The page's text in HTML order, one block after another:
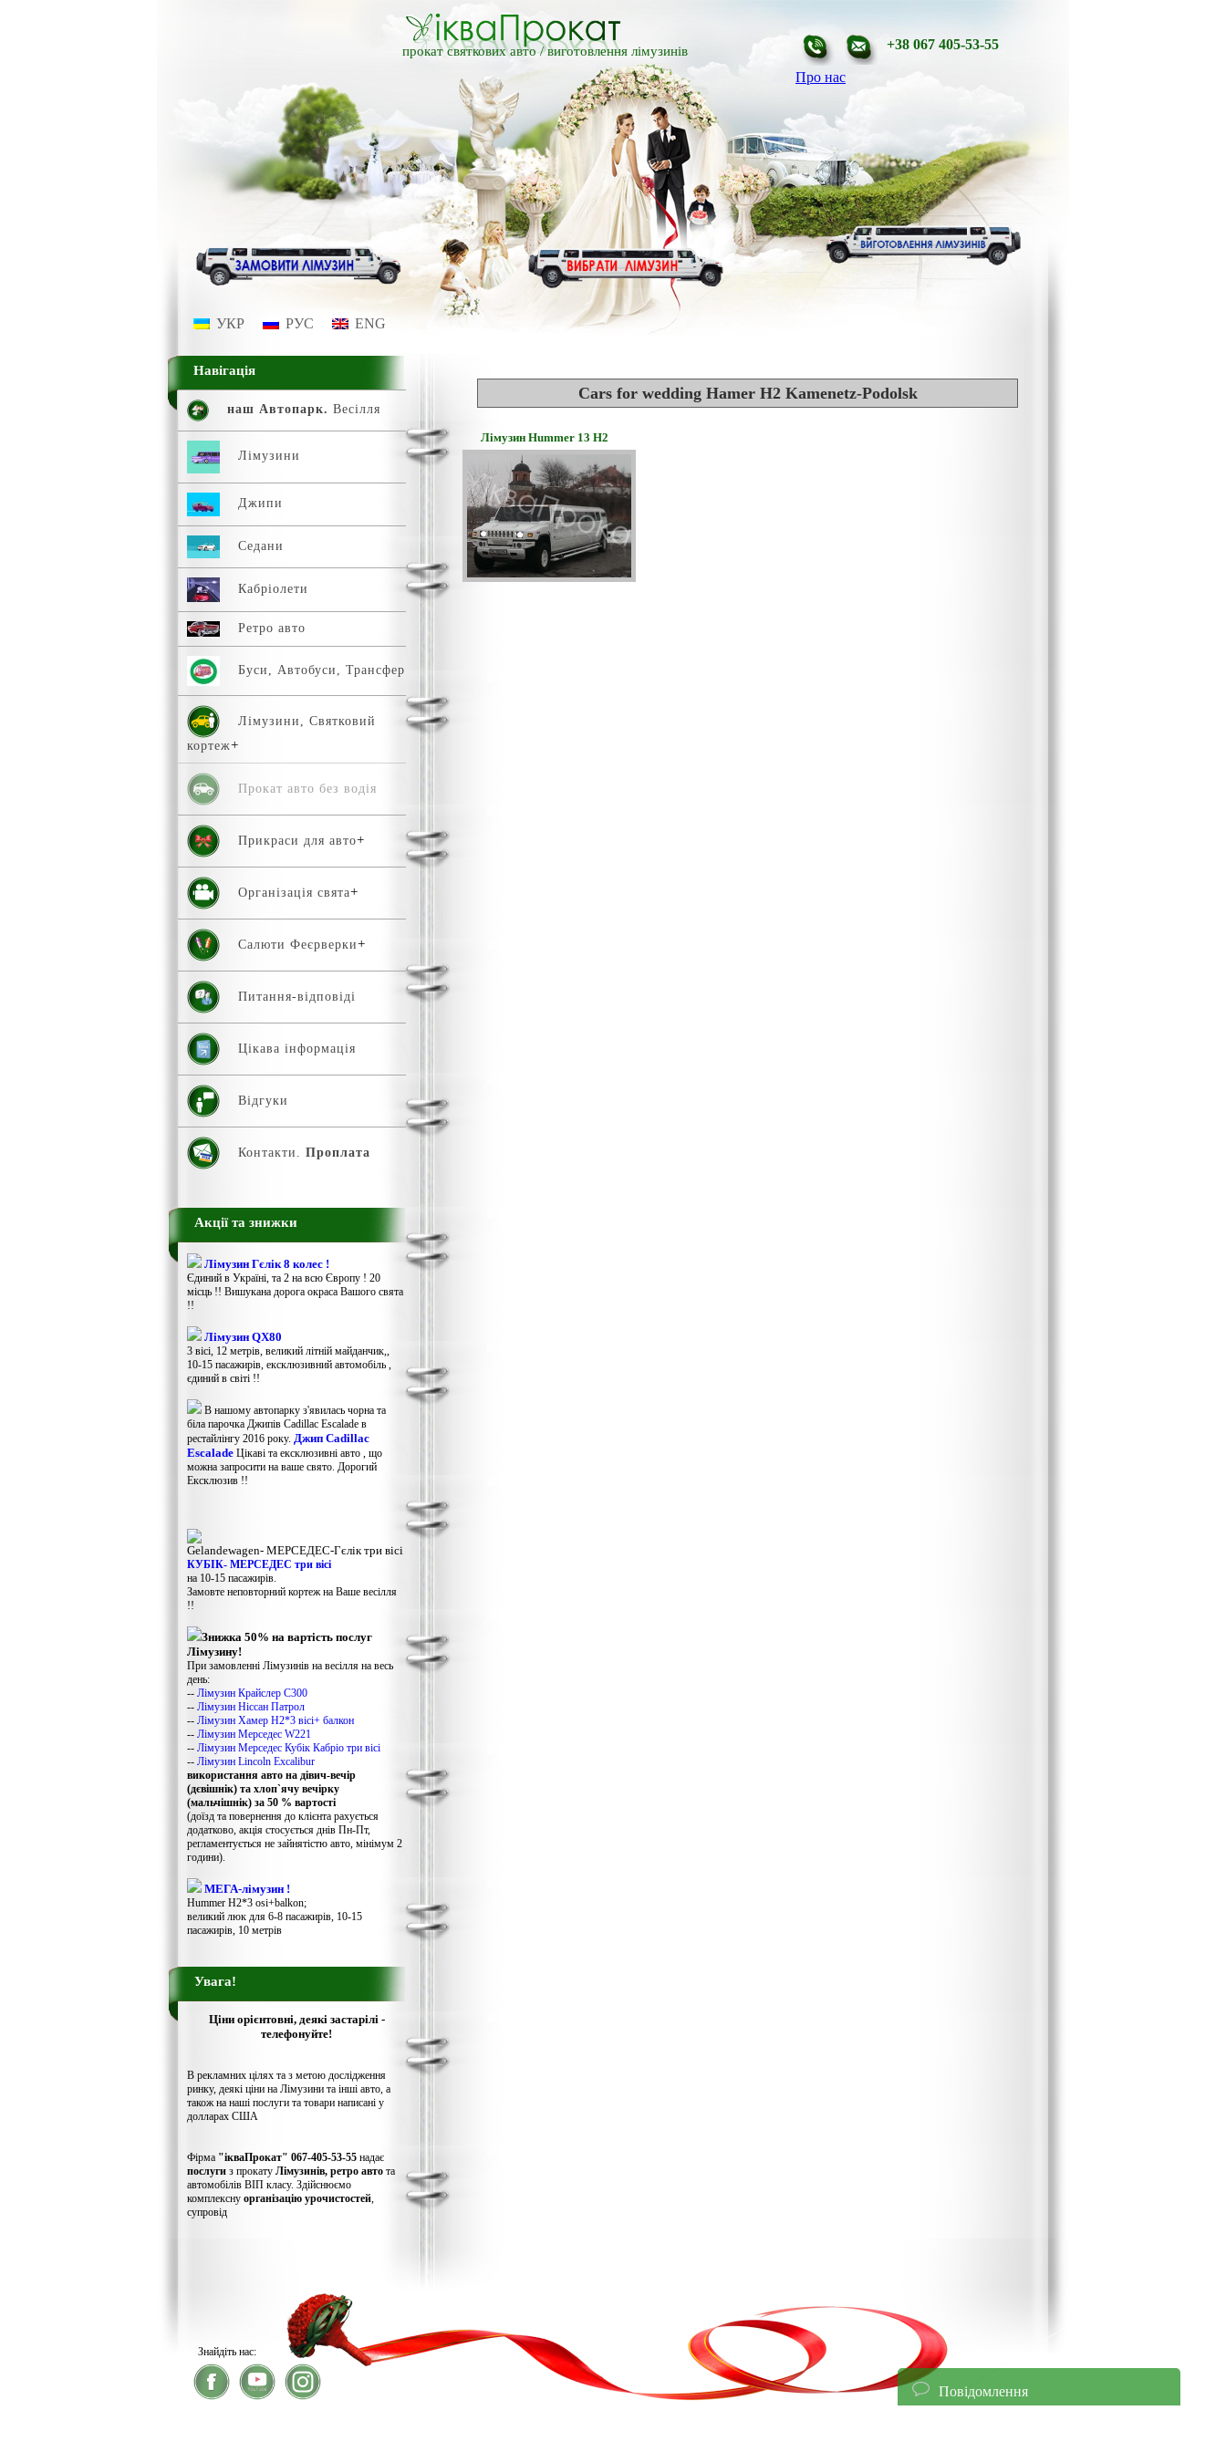
прокат святкових авто /виготовлення лімузинів
Про нас
+38 067 405-53-55
УКР РУС ENG
Навігація
наш Автопарк. Весілля
Лімузини
Джипи
Седани
Кабріолети
Ретро авто
Буси, Автобуси, Трансфер
Лімузини, Святковий
кортеж
Прокат авто без водія
Прикраси для авто
Організація свята
Салюти Феєрверки
Питання-відповіді
Цікава інформація
Відгуки
Контакти. Проплата
Акції та знижки
Лімузин Гєлік 8 колес !
Єдиний в Україні, та 2 на всю Європу ! 20
місць !! Вишукана дорога окраса Вашого свята
!!
Лімузин QX80
3 вісі, 12 метрів, великий літній майданчик,,
10-15 пасажирів, ексклюзивний автомобіль ,
єдиний в світі !!
В нашому автопарку з'явилась чорна та
біла парочка Джипів Cadillac Escalade в
рестайлінгу 2016 року. Джип Cadillac
Escalade Цікаві та ексклюзивні авто , що
можна запросити на ваше свято. Дорогий
Ексклюзив !!
Gelandewagen​- МЕРСЕДЕС-Гєлік три вісі
КУБІК- МЕРСЕДЕС три вісі
на 10-15 пасажирів.
Замовте неповторний кортеж на Ваше весілля
!!
Знижка 50% на вартість послуг
Лімузину!
При замовленні Лімузинів на весілля на весь
день:
-- Лімузин Крайслер С300
-- Лімузин Ніссан Патрол
-- Лімузин Хамер Н2*3 вісі+ балкон
-- Лімузин Мерседес W221
-- Лімузин Мерседес Кубік Кабріо три вісі
-- Лімузин Lincoln Excalibur
використання авто на дівич-вечір
(дєвішнік) та хлоп`ячу вечірку
(мальчішнік) за 50 % вартості
(доїзд та повернення до клієнта рахується
додатково, акція стосується днів Пн-Пт,
регламентується не зайнятістю авто, мінімум 2
години).
МЕГА-лімузин !
Hummer H2*3 osi+balkon;
великий люк для 6-8 пасажирів, 10-15
пасажирів, 10 метрів
Увага!
Ціни орієнтовні, деякі застарілі -
телефонуйте!
В рекламних цілях та з метою дослідження
ринку, деякі ціни на Лімузини та інші авто, а
також на наші послуги та товари написані у
долларах США
Фірма "ікваПрокат" 067-405-53-55 надає
послуги з прокату Лімузинів, ретро авто та
автомобілів ВІП класу. Здійснюємо
комплексну організацію урочистостей,
супровід
Cars for wedding Hamer H2 Kamenetz-Podolsk
Лімузин Hummer 13 H2
Знайдіть нас:
Повідомлення